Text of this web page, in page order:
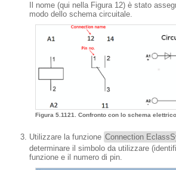
Il nome (qui nella Figura 12) è stato
modo dello schema circuitale.
Figura 5.1121. Confronto con lo schema
Utilizzare la funzione Connection
determinare il simbolo da utilizzare
funzione e il numero di pin.